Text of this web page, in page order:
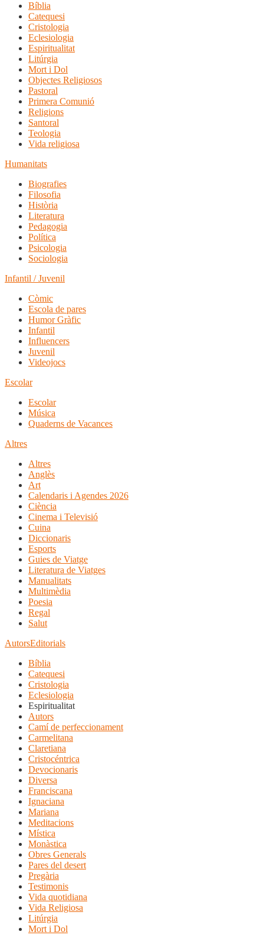
Bíblia
Catequesi
Cristologia
Eclesiologia
Espiritualitat
Litúrgia
Mort i Dol
Objectes Religiosos
Pastoral
Primera Comunió
Religions
Santoral
Teologia
Vida religiosa
Humanitats
Biografies
Filosofia
Història
Literatura
Pedagogia
Política
Psicologia
Sociologia
Infantil / Juvenil
Còmic
Escola de pares
Humor Gràfic
Infantil
Influencers
Juvenil
Videojocs
Escolar
Escolar
Música
Quaderns de Vacances
Altres
Altres
Anglès
Art
Calendaris i Agendes 2026
Ciència
Cinema i Televisió
Cuina
Diccionaris
Esports
Guies de Viatge
Literatura de Viatges
Manualitats
Multimèdia
Poesia
Regal
Salut
AutorsEditorials
Bíblia
Catequesi
Cristologia
Eclesiologia
Espiritualitat
Autors
Camí de perfeccionament
Carmelitana
Claretiana
Cristocéntrica
Devocionaris
Diversa
Franciscana
Ignaciana
Mariana
Meditacions
Mística
Monàstica
Obres Generals
Pares del desert
Pregària
Testimonis
Vida quotidiana
Vida Religiosa
Litúrgia
Mort i Dol